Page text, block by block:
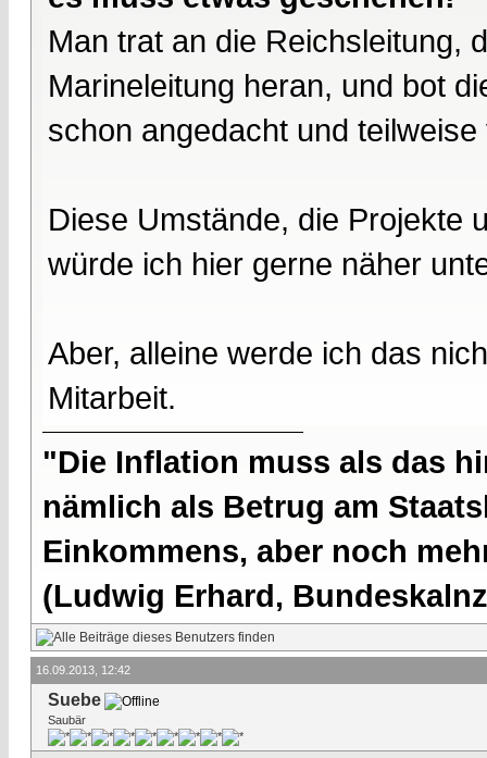
Man trat an die Reichsleitung,
Marineleitung heran, und bot
schon angedacht und
Diese Umstände, die Projekte
würde ich hier gerne näher
Aber, alleine werde ich das
Mitarbeit.
"Die Inflation muss als das
nämlich als Betrug am
Einkommens, aber noch
(Ludwig Erhard,
16.09.2013, 12:42
Suebe
Saubär